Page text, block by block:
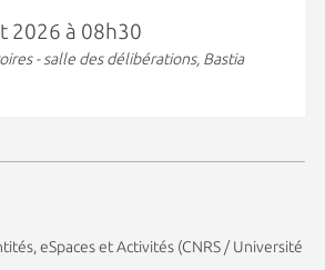
2026 à 08h30
- salle des délibérations, Bastia
eSpaces et Activités (CNRS / Université